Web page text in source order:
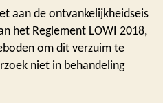
aan de ontvankelijkheidseis
het Reglement LOWI 2018,
om dit verzuim te
niet in behandeling